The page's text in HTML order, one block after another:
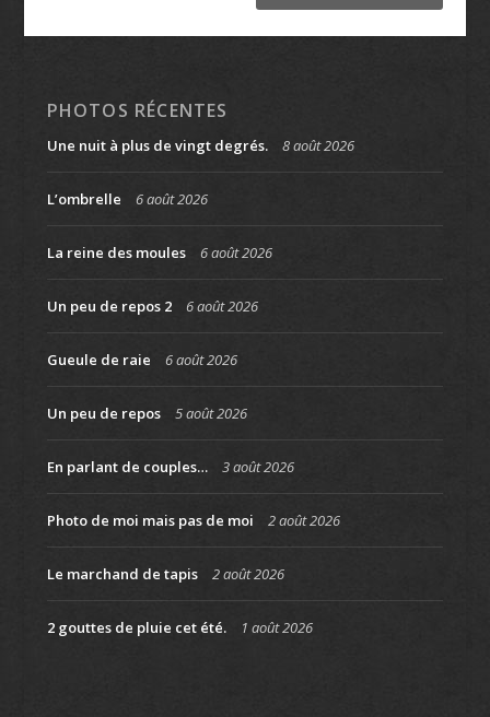
PHOTOS RÉCENTES
Une nuit à plus de vingt degrés. 8 août 2026
L’ombrelle 6 août 2026
La reine des moules 6 août 2026
Un peu de repos 2 6 août 2026
Gueule de raie 6 août 2026
Un peu de repos 5 août 2026
En parlant de couples… 3 août 2026
Photo de moi mais pas de moi 2 août 2026
Le marchand de tapis 2 août 2026
2 gouttes de pluie cet été. 1 août 2026